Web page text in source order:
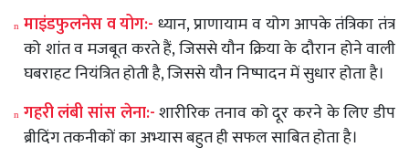
n माइंडफुलनेसवयोग:- ध्यान,प्राणायामवयोगआपकेतंत्रिकातंत्र
कोशांतवमजबूतकरतेहैं,जिससेयौनक्रियाकेदौरानहोनेवाली
घबराहटनियंत्रितहोतीहै,जिससेयौननिष्पादनमेंसुधारहोताहै।
n गहरीलंबीसांसलेना:-शारीरिकतनावकोदूरकरनेकेलिएडीप
ब्रीदिंगतकनीकोंकाअभ्यासबहुतहीसफलसाबितहोताहै।